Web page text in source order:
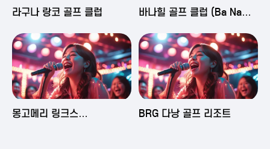
2025-06-03 15:05
라구나 랑코 골프 클럽 2025-06-03 14:58
바나힐 골프 클럽 (Ba Na
2025-06-03 14:50
몽고메리 링크스
2025-06-02 23:29
BRG 다낭 골프 리조트